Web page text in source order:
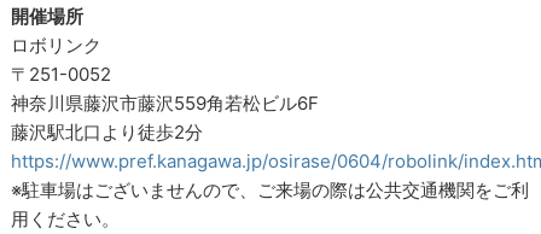
開催場所
ロボリンク
〒251-0052
神奈川県藤沢市藤沢559角若松ビル6F
藤沢駅北口より徒歩2分
https://www.pref.kanagawa.jp/osirase/0604/robolink/
※駐車場はございませんので、ご来場の際は公共交通機関をご利
用ください。